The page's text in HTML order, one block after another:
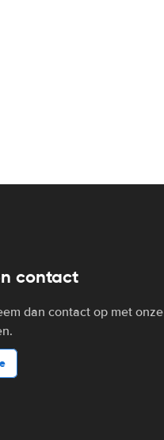
contact
dan contact op met onze